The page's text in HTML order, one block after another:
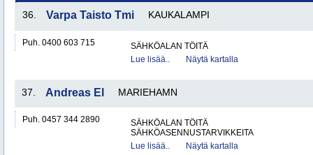
36. Varpa Taisto Tmi KAUKALAMPI
Puh. 0400 603 715
SÄHKÖALAN TÖITÄ
Lue lisää..
Näytä kartalla
37. Andreas El MARIEHAMN
Puh. 0457 344 2890
SÄHKÖALAN TÖITÄ
SÄHKÖASENNUSTARVIKKEITA
Lue lisää..
Näytä kartalla